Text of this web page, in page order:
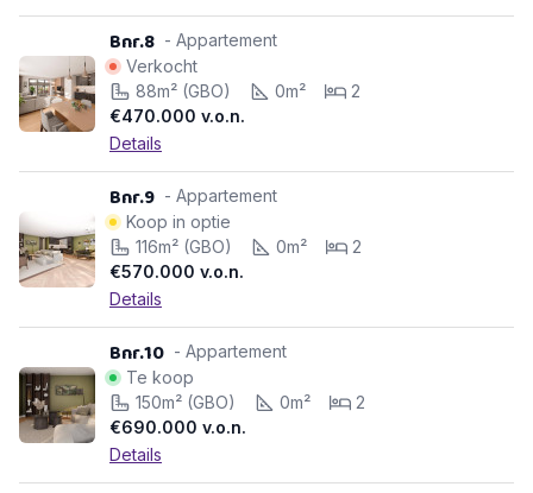
Bnr.8 - Appartement
Verkocht
88m² (GBO)
0m²
2
€470.000 v.o.n.
Details
Bnr.9 - Appartement
Koop in optie
116m² (GBO)
0m²
2
€570.000 v.o.n.
Details
Bnr.10 - Appartement
Te koop
150m² (GBO)
0m²
2
€690.000 v.o.n.
Details